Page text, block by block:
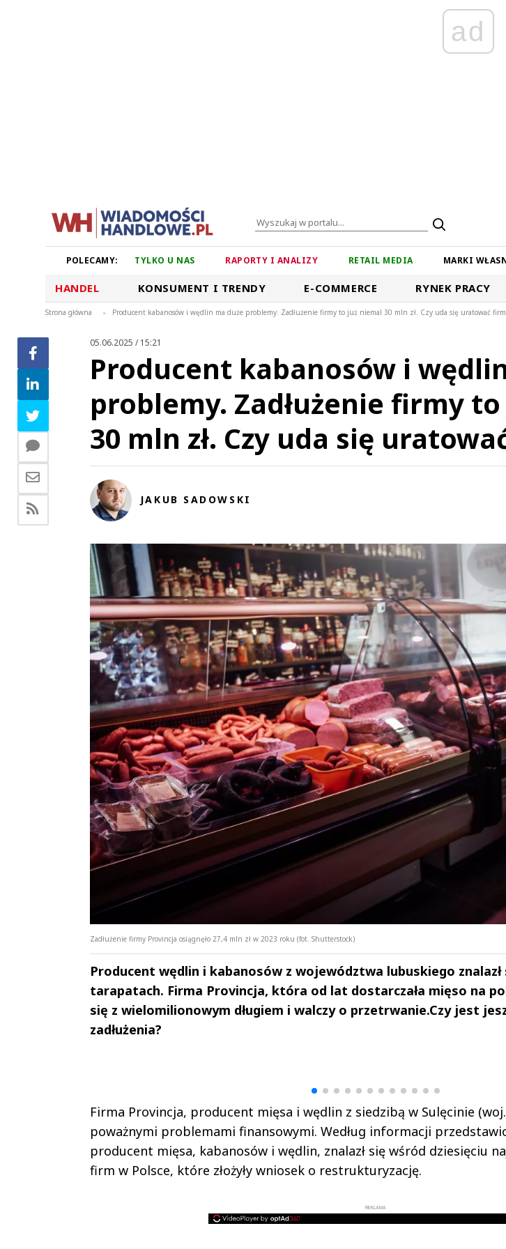
ad
POLECAMY: TYLKO U NAS RAPORTY I ANALIZY RETAIL MEDIA MARKI
HANDEL KONSUMENT I TRENDY E-COMMERCE RYNEK PRACY
Strona główna > Producent kabanosów i wędlin ma duże problemy. Zadłużenie firmy to już niemal 30 mln zł. Czy uda się uratować
05.06.2025 / 15:21
Producent kabanosów i
problemy. Zadłużenie firmy
30 mln zł. Czy uda się
JAKUB SADOWSKI
Zadłużenie firmy Provincja osiągnęło 27,4 mln zł w 2023 roku (fot. Shutterstock)
Producent wędlin i kabanosów z województwa lubuskiego
tarapatach. Firma Provincja, która od lat dostarczała mięso na
się z wielomilionowym długiem i walczy o przetrwanie.Czy jest
zadłużenia?
Firma Provincja, producent mięsa i wędlin z siedzibą w Sulęcinie
poważnymi problemami finansowymi. Według informacji
producent mięsa, kabanosów i wędlin, znalazł się wśród dziesięciu
firm w Polsce, które złożyły wniosek o restrukturyzację.
REKLAMA